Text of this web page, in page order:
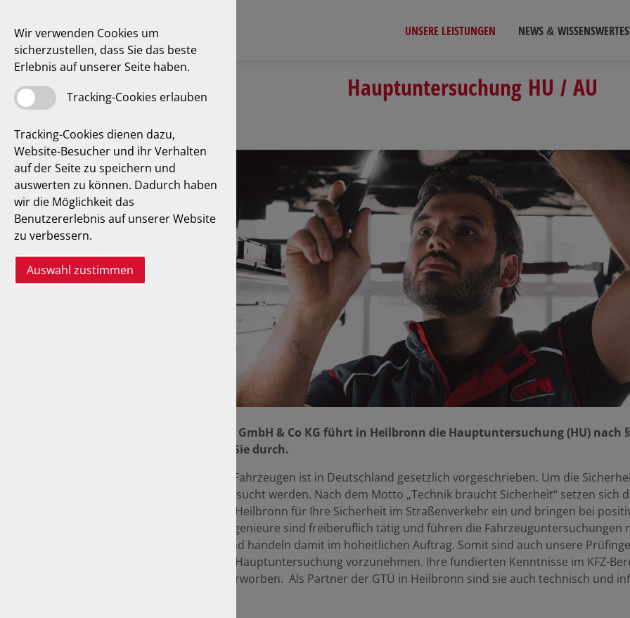
UNSERE LEISTUNGEN NEWS & WISSENSWERTES
Hauptuntersuchung HU / AU
INGENIEURBÜRO STEPHAN GmbH & Co KG führt in Heilbronn die Hauptuntersuchung (HU) nach
"Abgasuntersuchung" für Sie durch.
Die Hauptuntersuchung an Fahrzeugen ist in Deutschland gesetzlich vorgeschrieben. Um die
Fahrzeuge regelmäßig untersucht werden. Nach dem Motto „Technik braucht Sicherheit“ setzen sich
STEPHAN GmbH & Co KG in Heilbronn für Ihre Sicherheit im Straßenverkehr ein und bringen bei
Plakette) an. Die GTÜ-Prüfingenieure sind freiberuflich tätig und führen die Fahrzeuguntersuchungen
Rechnung der GTÜ durch und handeln damit im hoheitlichen Auftrag. Somit sind auch unsere
GmbH & Co KG befähigt die Hauptuntersuchung vorzunehmen. Ihre fundierten Kenntnisse im KFZ-
Ausbildung und Erfahrung erworben. Als Partner der GTÜ in Heilbronn sind sie auch technisch und
Wir verwenden Cookies um
sicherzustellen, dass Sie das beste
Erlebnis auf unserer Seite haben.
Tracking-Cookies erlauben
Tracking-Cookies dienen dazu,
Website-Besucher und ihr Verhalten
auf der Seite zu speichern und
auswerten zu können. Dadurch haben
wir die Möglichkeit das
Benutzererlebnis auf unserer Website
zu verbessern.
Auswahl zustimmen